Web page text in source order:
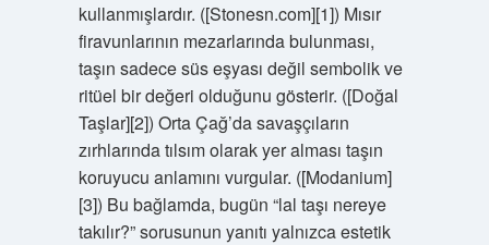
kullanmışlardır. ([Stonesn.com][1]) Mısır
firavunlarının mezarlarında bulunması,
taşın sadece süs eşyası değil sembolik ve
ritüel bir değeri olduğunu gösterir. ([Doğal
Taşlar][2]) Orta Çağ’da savaşçıların
zırhlarında tılsım olarak yer alması taşın
koruyucu anlamını vurgular. ([Modanium]
[3]) Bu bağlamda, bugün “lal taşı nereye
takılır?” sorusunun yanıtı yalnızca estetik